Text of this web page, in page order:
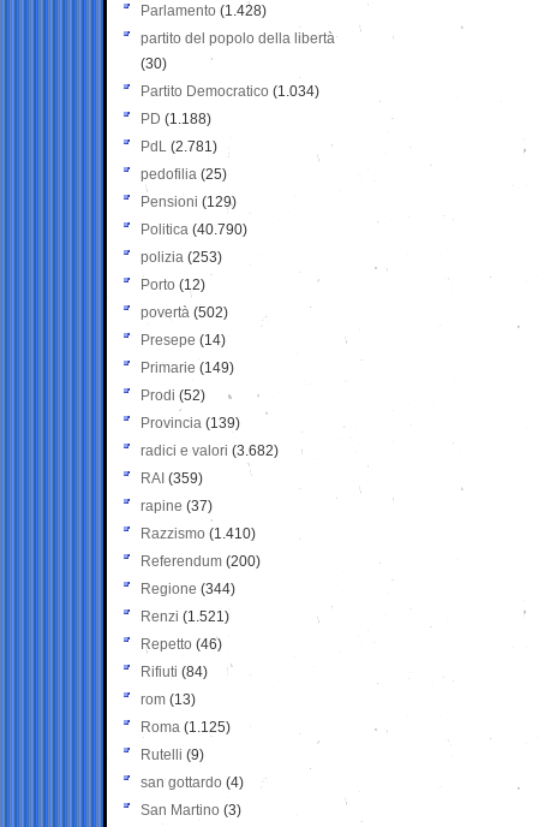
Parlamento (1.428)
partito del popolo della libertà
(30)
Partito Democratico (1.034)
PD (1.188)
PdL (2.781)
pedofilia (25)
Pensioni (129)
Politica (40.790)
polizia (253)
Porto (12)
povertà (502)
Presepe (14)
Primarie (149)
Prodi (52)
Provincia (139)
radici e valori (3.682)
RAI (359)
rapine (37)
Razzismo (1.410)
Referendum (200)
Regione (344)
Renzi (1.521)
Repetto (46)
Rifiuti (84)
rom (13)
Roma (1.125)
Rutelli (9)
san gottardo (4)
San Martino (3)